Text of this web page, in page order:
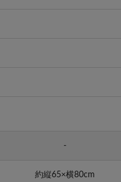
-
約縦65×横80cm